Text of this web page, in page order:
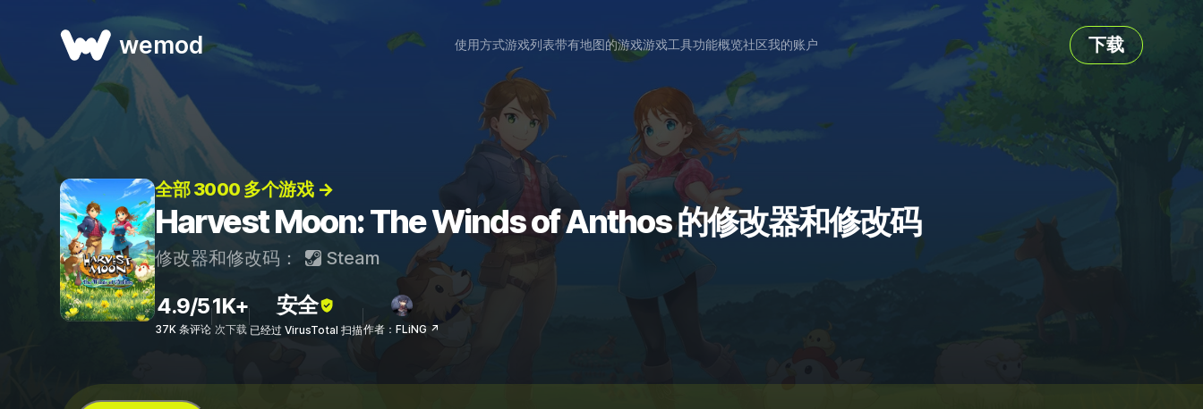
wemod 使用方式游戏列表带有地图的游戏游戏工具功能概览社区我的账户 下载
全部 3000 多个游戏 →
Harvest Moon: The Winds of Anthos 的修改器和修改码
修改器和修改码： Steam
4.9/5
37K 条评论
1K+
次下载
安全
已经过 VirusTotal 扫描作者：FLiNG ↗